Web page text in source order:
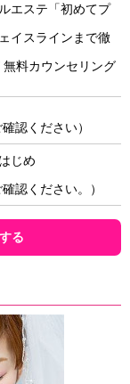
エステ「初めてプ
イスラインまで徹
料カウンセリング
認ください）
じめ
認ください。）
る